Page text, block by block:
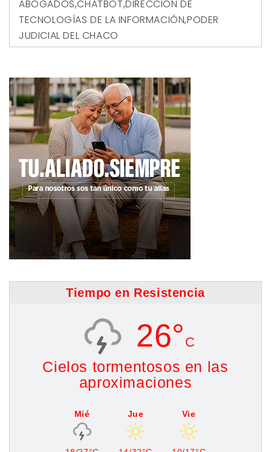
ABOGADOS,CHATBOT,DIRECCIÓN DE
TECNOLOGÍAS DE LA INFORMACIÓN,PODER
JUDICIAL DEL CHACO
Tiempo en Resistencia
26° C
Cielos tormentosos en las
aproximaciones
Mié Jue Vie